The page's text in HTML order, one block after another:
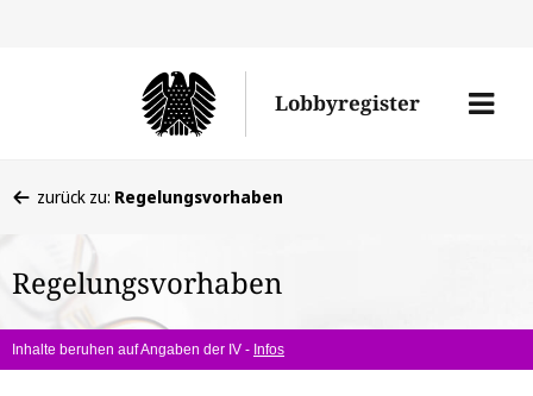
Lobbyregister
Menü
befinden
hier:
zurück zu: Regelungsvorhaben
Regelungsvorhaben
Inhalte beruhen auf Angaben der IV - Infos